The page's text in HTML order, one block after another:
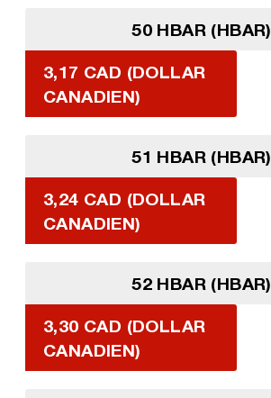
50 HBAR (HBAR)
3,17 CAD (DOLLAR
CANADIEN)
51 HBAR (HBAR)
3,24 CAD (DOLLAR
CANADIEN)
52 HBAR (HBAR)
3,30 CAD (DOLLAR
CANADIEN)